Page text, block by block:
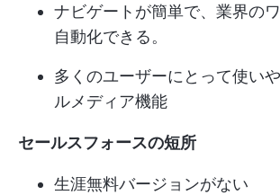
ナビゲートが簡単で、業界の
自動化できる。
多くのユーザーにとって使い
ルメディア機能
セールスフォースの短所
生涯無料バージョンがない